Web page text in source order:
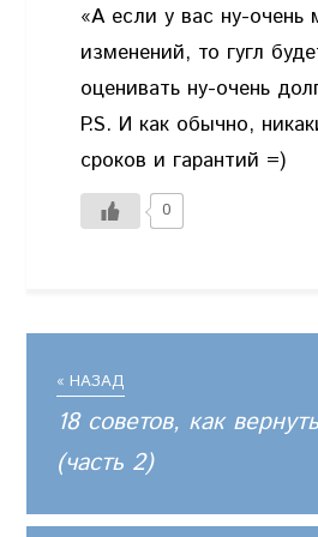
«А если у вас ну-очень
изменений, то гугл
оценивать ну-очень
P.S. И как обычно,
сроков и гарантий =)
0
« НАЗАД
18 советов, как
(часть 2)